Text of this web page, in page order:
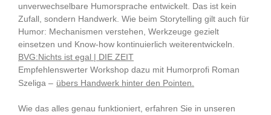
unverwechselbare Humorsprache entwickelt. Das ist kein
Zufall, sondern Handwerk. Wie beim Storytelling gilt auch für
Humor: Mechanismen verstehen, Werkzeuge gezielt
einsetzen und Know-how kontinuierlich weiterentwickeln.
BVG:Nichts ist egal | DIE ZEIT
Empfehlenswerter Workshop dazu mit Humorprofi Roman
Szeliga – übers Handwerk hinter den Pointen.
Wie das alles genau funktioniert, erfahren Sie in unseren